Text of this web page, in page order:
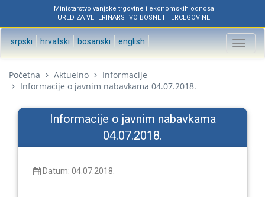
Ministarstvo vanjske trgovine i ekonomskih odnosa
URED ZA VETERINARSTVO BOSNE I HERCEGOVINE
srpski hrvatski bosanski english
Toggle
Početna Aktuelno
Informacije
Informacije o javnim nabavkama 04.07.2018.
Informacije o javnim nabavkama
04.07.2018.
Datum: 04.07.2018.